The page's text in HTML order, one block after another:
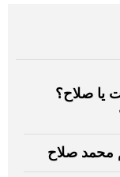
يا صلاح؟
محمد صلاح